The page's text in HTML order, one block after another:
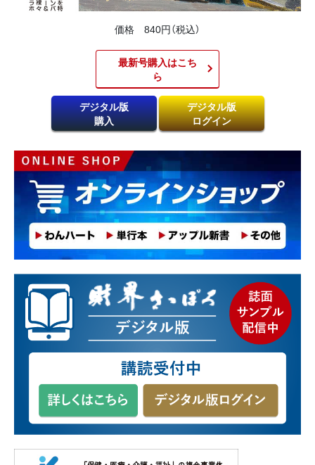
価格 840円（税込）
最新号購入はこち
ら​
デジタル版
購入
デジタル版
ログイン